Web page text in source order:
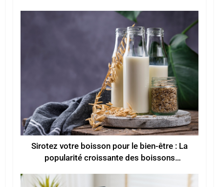
Sirotez votre boisson pour le bien-être : La
popularité croissante des boissons